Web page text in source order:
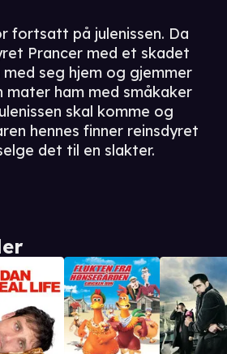
fortsatt på julenissen. Da
Prancer med et skadet
med seg hjem og gjemmer
mater ham med småkaker
skal komme og
hennes finner reinsdyret
det til en slakter.